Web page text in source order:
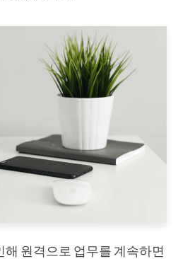
해 원격으로 업무를 계속하면